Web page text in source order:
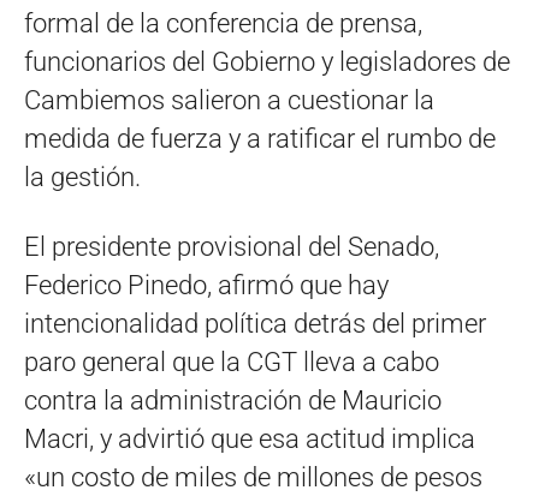
formal de la conferencia de prensa,
funcionarios del Gobierno y legisladores de
Cambiemos salieron a cuestionar la
medida de fuerza y a ratificar el rumbo de
la gestión.
El presidente provisional del Senado,
Federico Pinedo, afirmó que hay
intencionalidad política detrás del primer
paro general que la CGT lleva a cabo
contra la administración de Mauricio
Macri, y advirtió que esa actitud implica
«un costo de miles de millones de pesos